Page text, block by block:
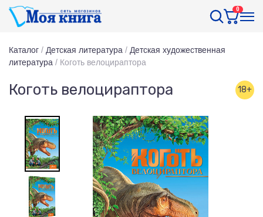
0
Каталог / Детская литература / Детская художественная
литература / Коготь велоцираптора
Коготь велоцираптора 18+